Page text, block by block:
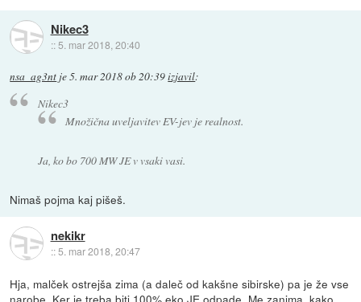
Nikec3
:: 5. mar 2018, 20:40
nsa_ag3nt je5. mar 2018 ob 20:39izjavil:
Nikec3
Množična uveljavitev EV-jev je realnost.
Ja, ko bo 700 MW JE v vsaki vasi.
Nimaš pojma kaj pišeš.
nekikr
::5. mar 2018, 20:47
Hja, malček ostrejša zima (a daleč od kakšne sibirske) pa je že vse
narobe. Ker je treba biti 100% eko JE odpade. Me zanima, kako